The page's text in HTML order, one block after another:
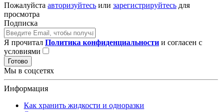
Пожалуйста авторизуйтесь или зарегистрируйтесь для
просмотра
Подписка
Я прочитал Политика конфиденциальности и согласен с
условиями
Готово
Мы в соцсетях
Информация
Как хранить жидкости и одноразки